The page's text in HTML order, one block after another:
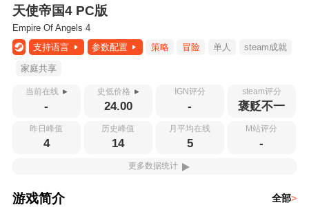
天使帝国4 PC版
Empire Of Angels 4
支持语言
参数配置 策略 冒险 单人 steam成就
家庭共享
当前在线
-
史低价格
24.00
IGN评分
-
steam评分
褒贬不一
昨日峰值
4
历史峰值
14
月平均在线
5
M站评分
-
更多数据统计
游戏简介 全部>